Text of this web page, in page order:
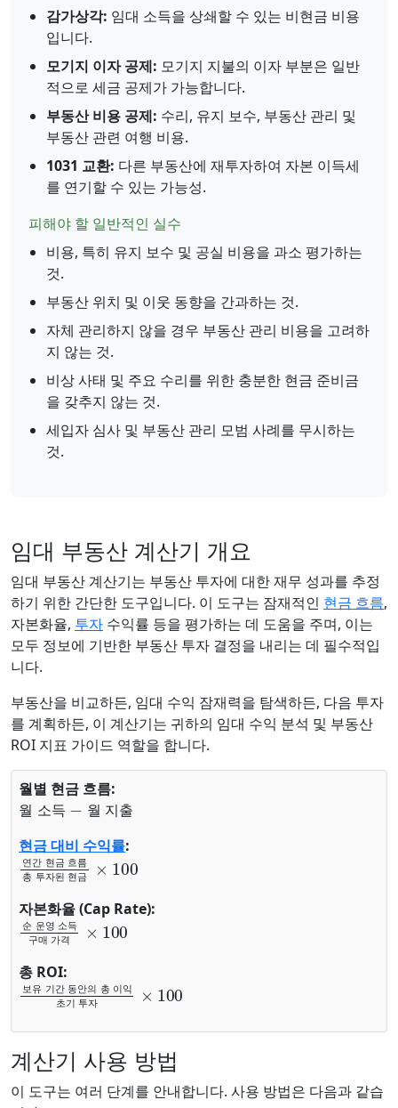
감가상각: 임대 소득을 상쇄할 수 있는 비현금 비용
입니다.
모기지 이자 공제: 모기지 지불의 이자 부분은 일반
적으로 세금 공제가 가능합니다.
부동산 비용 공제: 수리, 유지 보수, 부동산 관리 및
부동산 관련 여행 비용.
1031 교환: 다른 부동산에 재투자하여 자본 이득세
를 연기할 수 있는 가능성.
피해야 할 일반적인 실수
비용, 특히 유지 보수 및 공실 비용을 과소 평가하는
것.
부동산 위치 및 이웃 동향을 간과하는 것.
자체 관리하지 않을 경우 부동산 관리 비용을 고려하
지 않는 것.
비상 사태 및 주요 수리를 위한 충분한 현금 준비금
을 갖추지 않는 것.
세입자 심사 및 부동산 관리 모범 사례를 무시하는
것.
임대 부동산 계산기 개요
임대 부동산 계산기는 부동산 투자에 대한 재무 성과를 추정
하기 위한 간단한 도구입니다. 이 도구는 잠재적인 현금 흐름,
자본화율, 투자 수익률 등을 평가하는 데 도움을 주며, 이는
모두 정보에 기반한 부동산 투자 결정을 내리는 데 필수적입
니다.
부동산을 비교하든, 임대 수익 잠재력을 탐색하든, 다음 투자
를 계획하든, 이 계산기는 귀하의 임대 수익 분석 및 부동산
ROI 지표 가이드 역할을 합니다.
월별 현금 흐름:
월 소 득 월 지 출
월 소득−
월 지출
현금 대비 수익률:
연간 현금 흐름
총 투자된 현금
×100
자본화율 (Cap Rate):
순 운영 소득
구매 가격
×100
총 ROI:
보유 기간 동안의 총 이익초기 투자×
계산기 사용 방법
이 도구는 여러 단계를 안내합니다. 사용 방법은 다음과 같습